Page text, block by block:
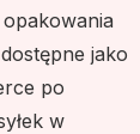
jako
po
w